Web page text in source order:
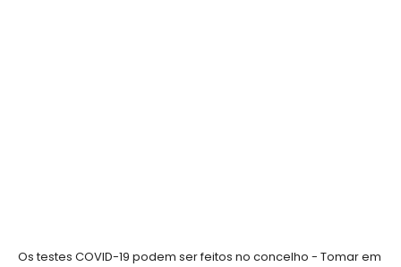
Os testes COVID-19 podem ser feitos no concelho - Tomar em